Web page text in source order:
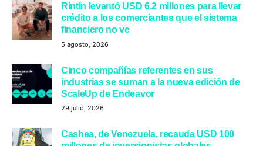
Rintin levantó USD 6.2 millones para llevar
crédito a los comerciantes que el sistema
financiero no ve
5 agosto, 2026
Cinco compañías referentes en sus
industrias se suman a la nueva edición de
ScaleUp de Endeavor
29 julio, 2026
Cashea, de Venezuela, recauda USD 100